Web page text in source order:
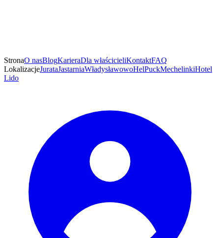
StronaO nasBlogKarieraDla właścicieliKontaktFAQ
LokalizacjeJurataJastarniaWładysławowoHelPuckMechelinkiHotel
Lido